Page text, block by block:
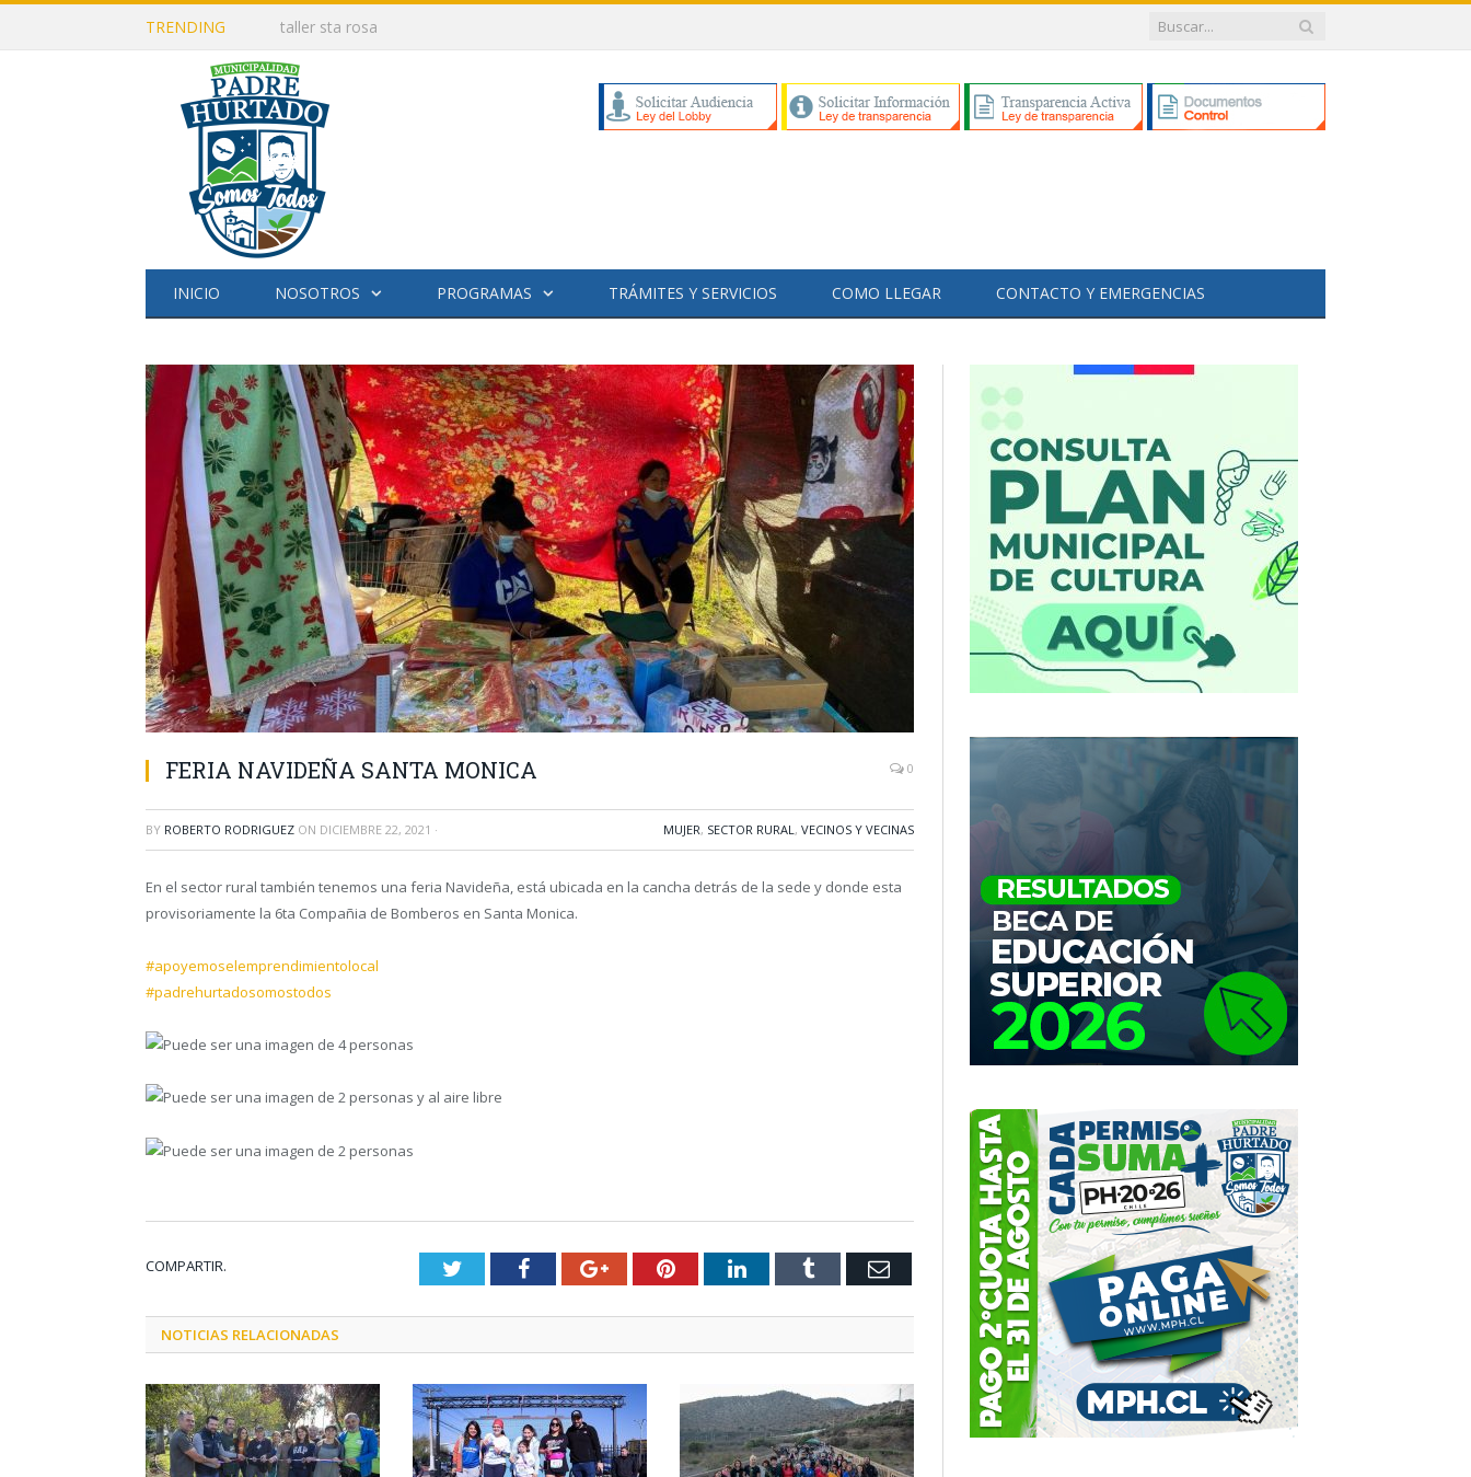
TRENDING Compras menores por fondos municipales Julio 2026
INICIO NOSOTROS PROGRAMAS TRÁMITES Y SERVICIOS COMO LLEGAR CONTACTO Y EMERGENCIAS
FERIA NAVIDEÑA SANTA MONICA 0
BY ROBERTO RODRIGUEZ ON DICIEMBRE 22, 2021 · MUJER, SECTOR RURAL, VECINOS Y VECINAS
En el sector rural también tenemos una feria Navideña, está ubicada en la cancha detrás de la sede y donde esta
provisoriamente la 6ta Compañia de Bomberos en Santa Monica.
#apoyemoselemprendimientolocal
#padrehurtadosomostodos
COMPARTIR. TwitterFacebookGoogle+PinterestLinkedInTumblr Email
NOTICIAS RELACIONADAS